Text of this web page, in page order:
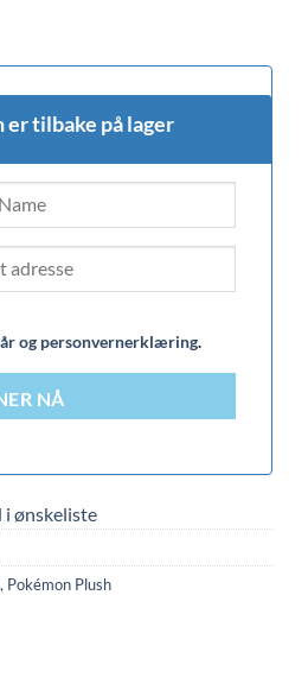
er tilbake på lager
og personvernerklæring.
NÅ
i ønskeliste
, Pokémon Plush